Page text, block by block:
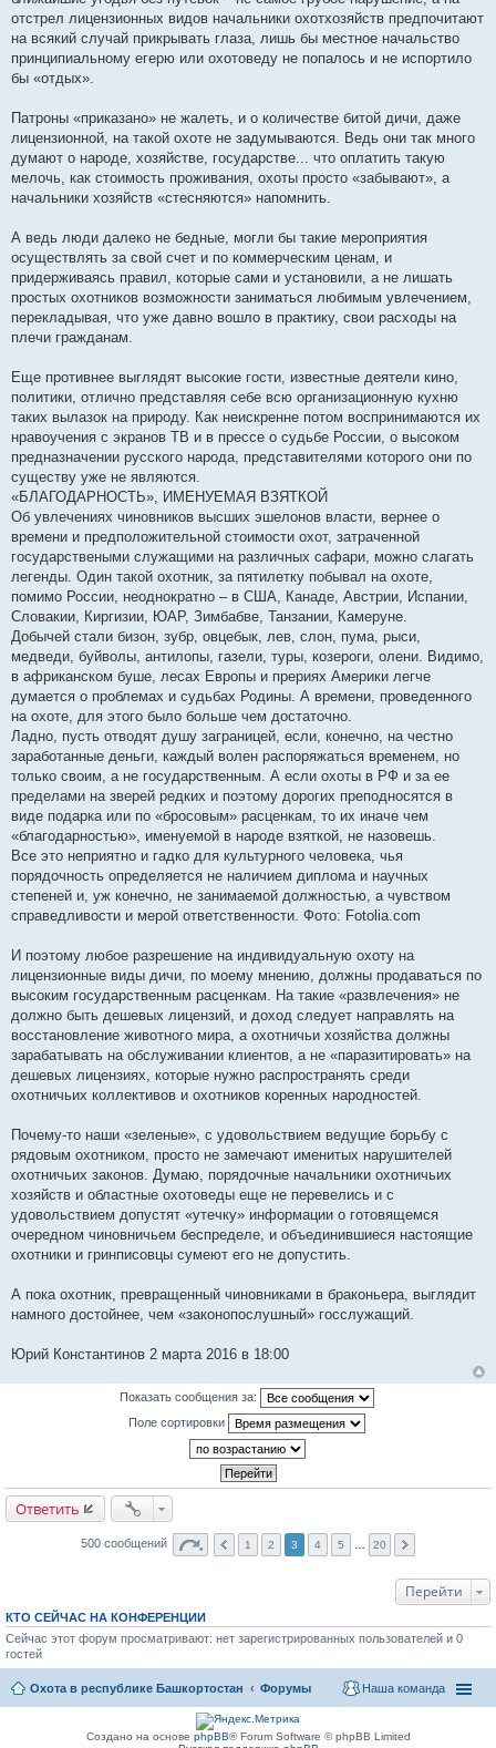
отстрел лицензионных видов начальники охотхозяйств предпочитают
на всякий случай прикрывать глаза, лишь бы местное начальство
принципиальному егерю или охотоведу не попалось и не испортило
бы «отдых».
Патроны «приказано» не жалеть, и о количестве битой дичи, даже
лицензионной, на такой охоте не задумываются. Ведь они так много
думают о народе, хозяйстве, государстве... что оплатить такую
мелочь, как стоимость проживания, охоты просто «забывают», а
начальники хозяйств «стесняются» напомнить.
А ведь люди далеко не бедные, могли бы такие мероприятия
осуществлять за свой счет и по коммерческим ценам, и
придерживаясь правил, которые сами и установили, а не лишать
простых охотников возможности заниматься любимым увлечением,
перекладывая, что уже давно вошло в практику, свои расходы на
плечи гражданам.
Еще противнее выглядят высокие гости, известные деятели кино,
политики, отлично представляя себе всю организационную кухню
таких вылазок на природу. Как неискренне потом воспринимаются их
нравоучения с экранов ТВ и в прессе о судьбе России, о высоком
предназначении русского народа, представителями которого они по
существу уже не являются.
«БЛАГОДАРНОСТЬ», ИМЕНУЕМАЯ ВЗЯТКОЙ
Об увлечениях чиновников высших эшелонов власти, вернее о
времени и предположительной стоимости охот, затраченной
государствеными служащими на различных сафари, можно слагать
легенды. Один такой охотник, за пятилетку побывал на охоте,
помимо России, неоднократно – в США, Канаде, Австрии, Испании,
Словакии, Киргизии, ЮАР, Зимбабве, Танзании, Камеруне.
Добычей стали бизон, зубр, овцебык, лев, слон, пума, рыси,
медведи, буйволы, антилопы, газели, туры, козероги, олени. Видимо,
в африканском буше, лесах Европы и прериях Америки легче
думается о проблемах и судьбах Родины. А времени, проведенного
на охоте, для этого было больше чем достаточно.
Ладно, пусть отводят душу заграницей, если, конечно, на честно
заработанные деньги, каждый волен распоряжаться временем, но
только своим, а не государственным. А если охоты в РФ и за ее
пределами на зверей редких и поэтому дорогих преподносятся в
виде подарка или по «бросовым» расценкам, то их иначе чем
«благодарностью», именуемой в народе взяткой, не назовешь.
Все это неприятно и гадко для культурного человека, чья
порядочность определяется не наличием диплома и научных
степеней и, уж конечно, не занимаемой должностью, а чувством
справедливости и мерой ответственности. Фото: Fotolia.com
И поэтому любое разрешение на индивидуальную охоту на
лицензионные виды дичи, по моему мнению, должны продаваться по
высоким государственным расценкам. На такие «развлечения» не
должно быть дешевых лицензий, и доход следует направлять на
восстановление животного мира, а охотничьи хозяйства должны
зарабатывать на обслуживании клиентов, а не «паразитировать» на
дешевых лицензиях, которые нужно распространять среди
охотничьих коллективов и охотников коренных народностей.
Почему-то наши «зеленые», с удовольствием ведущие борьбу с
рядовым охотником, просто не замечают именитых нарушителей
охотничьих законов. Думаю, порядочные начальники охотничьих
хозяйств и областные охотоведы еще не перевелись и с
удовольствием допустят «утечку» информации о готовящемся
очередном чиновничьем беспределе, и объединившиеся настоящие
охотники и гринписовцы сумеют его не допустить.
А пока охотник, превращенный чиновниками в браконьера, выглядит
намного достойнее, чем «законопослушный» госслужащий.
Юрий Константинов 2 марта 2016 в 18:00
Показать сообщения за:
Поле сортировки
Ответить
500 сообщений 1 2 3 4 5 20
Перейти
КТО СЕЙЧАС НА КОНФЕРЕНЦИИ
Сейчас этот форум просматривают: нет зарегистрированных пользователей и 0
гостей
Охота в республике Башкортостан Форумы Наша команда
Создано на основе phpBB® Forum Software © phpBB Limited